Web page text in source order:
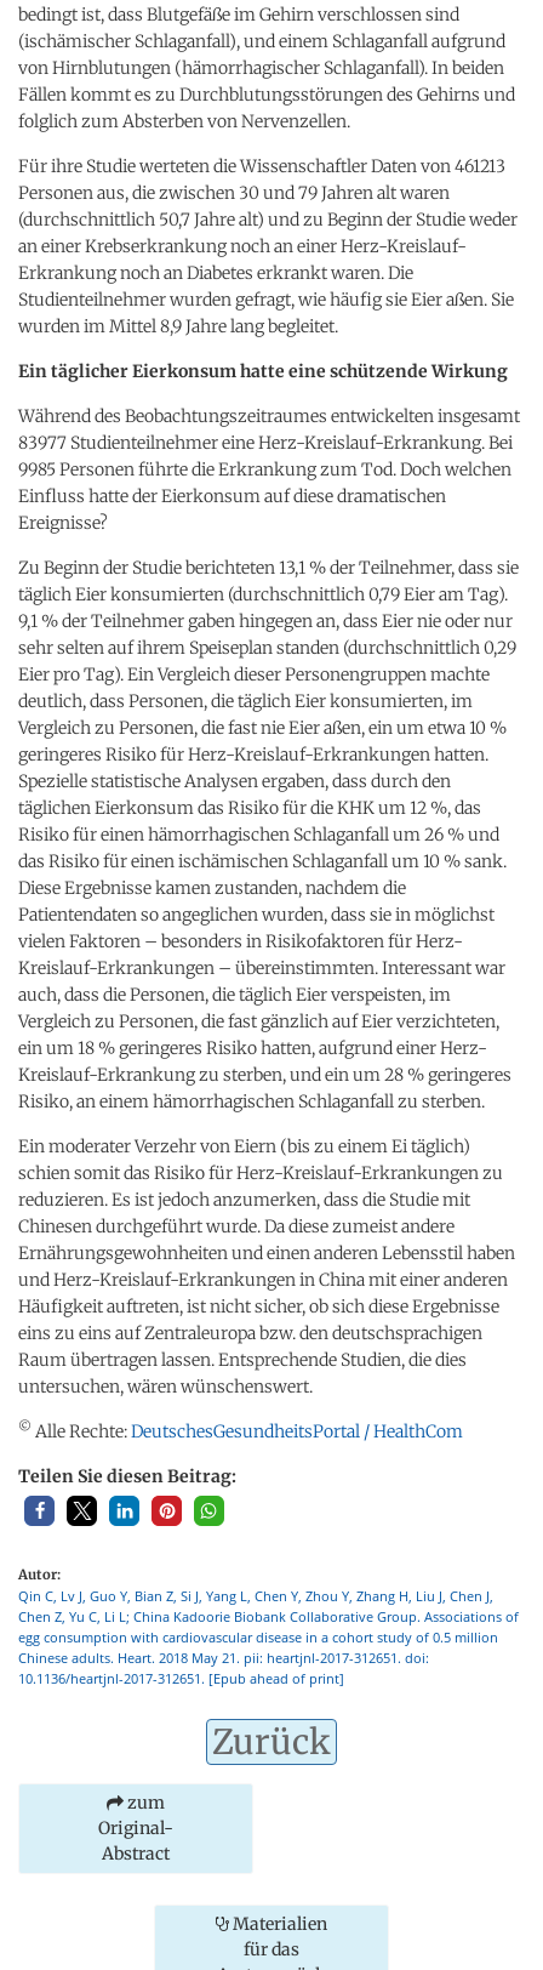
bedingt ist, dass Blutgefäße im Gehirn verschlossen sind
(ischämischer Schlaganfall), und einem Schlaganfall aufgrund
von Hirnblutungen (hämorrhagischer Schlaganfall). In beiden
Fällen kommt es zu Durchblutungsstörungen des Gehirns und
folglich zum Absterben von Nervenzellen.
Für ihre Studie werteten die Wissenschaftler Daten von 461213
Personen aus, die zwischen 30 und 79 Jahren alt waren
(durchschnittlich 50,7 Jahre alt) und zu Beginn der Studie weder
an einer Krebserkrankung noch an einer Herz-Kreislauf-
Erkrankung noch an Diabetes erkrankt waren. Die
Studienteilnehmer wurden gefragt, wie häufig sie Eier aßen. Sie
wurden im Mittel 8,9 Jahre lang begleitet.
Ein täglicher Eierkonsum hatte eine schützende Wirkung
Während des Beobachtungszeitraumes entwickelten insgesamt
83977 Studienteilnehmer eine Herz-Kreislauf-Erkrankung. Bei
9985 Personen führte die Erkrankung zum Tod. Doch welchen
Einfluss hatte der Eierkonsum auf diese dramatischen
Ereignisse?
Zu Beginn der Studie berichteten 13,1 % der Teilnehmer, dass sie
täglich Eier konsumierten (durchschnittlich 0,79 Eier am Tag).
9,1 % der Teilnehmer gaben hingegen an, dass Eier nie oder nur
sehr selten auf ihrem Speiseplan standen (durchschnittlich 0,29
Eier pro Tag). Ein Vergleich dieser Personengruppen machte
deutlich, dass Personen, die täglich Eier konsumierten, im
Vergleich zu Personen, die fast nie Eier aßen, ein um etwa 10 %
geringeres Risiko für Herz-Kreislauf-Erkrankungen hatten.
Spezielle statistische Analysen ergaben, dass durch den
täglichen Eierkonsum das Risiko für die KHK um 12 %, das
Risiko für einen hämorrhagischen Schlaganfall um 26 % und
das Risiko für einen ischämischen Schlaganfall um 10 % sank.
Diese Ergebnisse kamen zustanden, nachdem die
Patientendaten so angeglichen wurden, dass sie in möglichst
vielen Faktoren – besonders in Risikofaktoren für Herz-
Kreislauf-Erkrankungen – übereinstimmten. Interessant war
auch, dass die Personen, die täglich Eier verspeisten, im
Vergleich zu Personen, die fast gänzlich auf Eier verzichteten,
ein um 18 % geringeres Risiko hatten, aufgrund einer Herz-
Kreislauf-Erkrankung zu sterben, und ein um 28 % geringeres
Risiko, an einem hämorrhagischen Schlaganfall zu sterben.
Ein moderater Verzehr von Eiern (bis zu einem Ei täglich)
schien somit das Risiko für Herz-Kreislauf-Erkrankungen zu
reduzieren. Es ist jedoch anzumerken, dass die Studie mit
Chinesen durchgeführt wurde. Da diese zumeist andere
Ernährungsgewohnheiten und einen anderen Lebensstil haben
und Herz-Kreislauf-Erkrankungen in China mit einer anderen
Häufigkeit auftreten, ist nicht sicher, ob sich diese Ergebnisse
eins zu eins auf Zentraleuropa bzw. den deutschsprachigen
Raum übertragen lassen. Entsprechende Studien, die dies
untersuchen, wären wünschenswert.
© Alle Rechte:DeutschesGesundheitsPortal / HealthCom
Teilen Sie diesen Beitrag:
Autor:
Qin C, Lv J, Guo Y, Bian Z, Si J, Yang L, Chen Y, Zhou Y, Zhang H, Liu J, Chen J,
Chen Z, Yu C, Li L; China Kadoorie Biobank Collaborative Group. Associations of
egg consumption with cardiovascular disease in a cohort study of 0.5 million
Chinese adults. Heart. 2018 May 21. pii: heartjnl-2017-312651. doi:
10.1136/heartjnl-2017-312651. [Epub ahead of print]
Zurück
zum
Original-
Abstract
Materialien
für das